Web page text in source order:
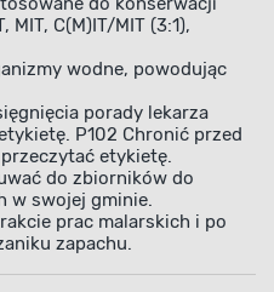
C(M)IT/MIT (3:1),
wodne, powodując
porady lekarza
P102 Chronić przed
etykietę.
do zbiorników do
w swojej gminie.
prac malarskich i po
zapachu.